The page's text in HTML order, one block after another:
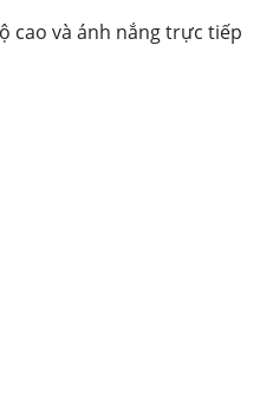
cao và ánh nắng trực tiếp